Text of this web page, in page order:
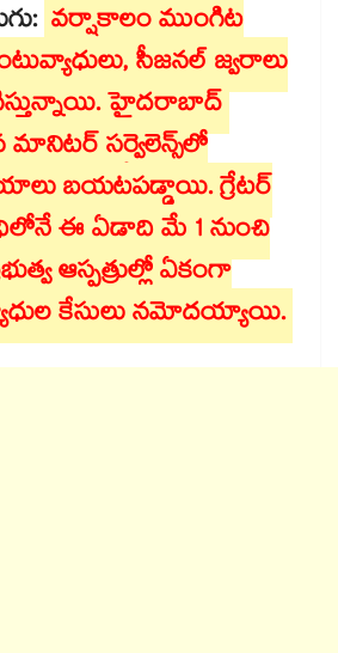
వర్షాకాలం ముంగిట
సీజనల్ జ్వరాలు
హైదరాబాద్
మానిటర్ సర్వైలెన్స్‌‌‌‌‌‌‌‌లో
బయటపడ్డాయి. గ్రేటర్
ఈ ఏడాది మే 1 నుంచి
ఆస్పత్రుల్లో ఏకంగా
కేసులు నమోదయ్యాయి.